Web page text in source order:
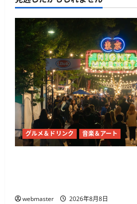
グルメ＆ドリンク 音楽＆アート
webmaster 2026年8月8日